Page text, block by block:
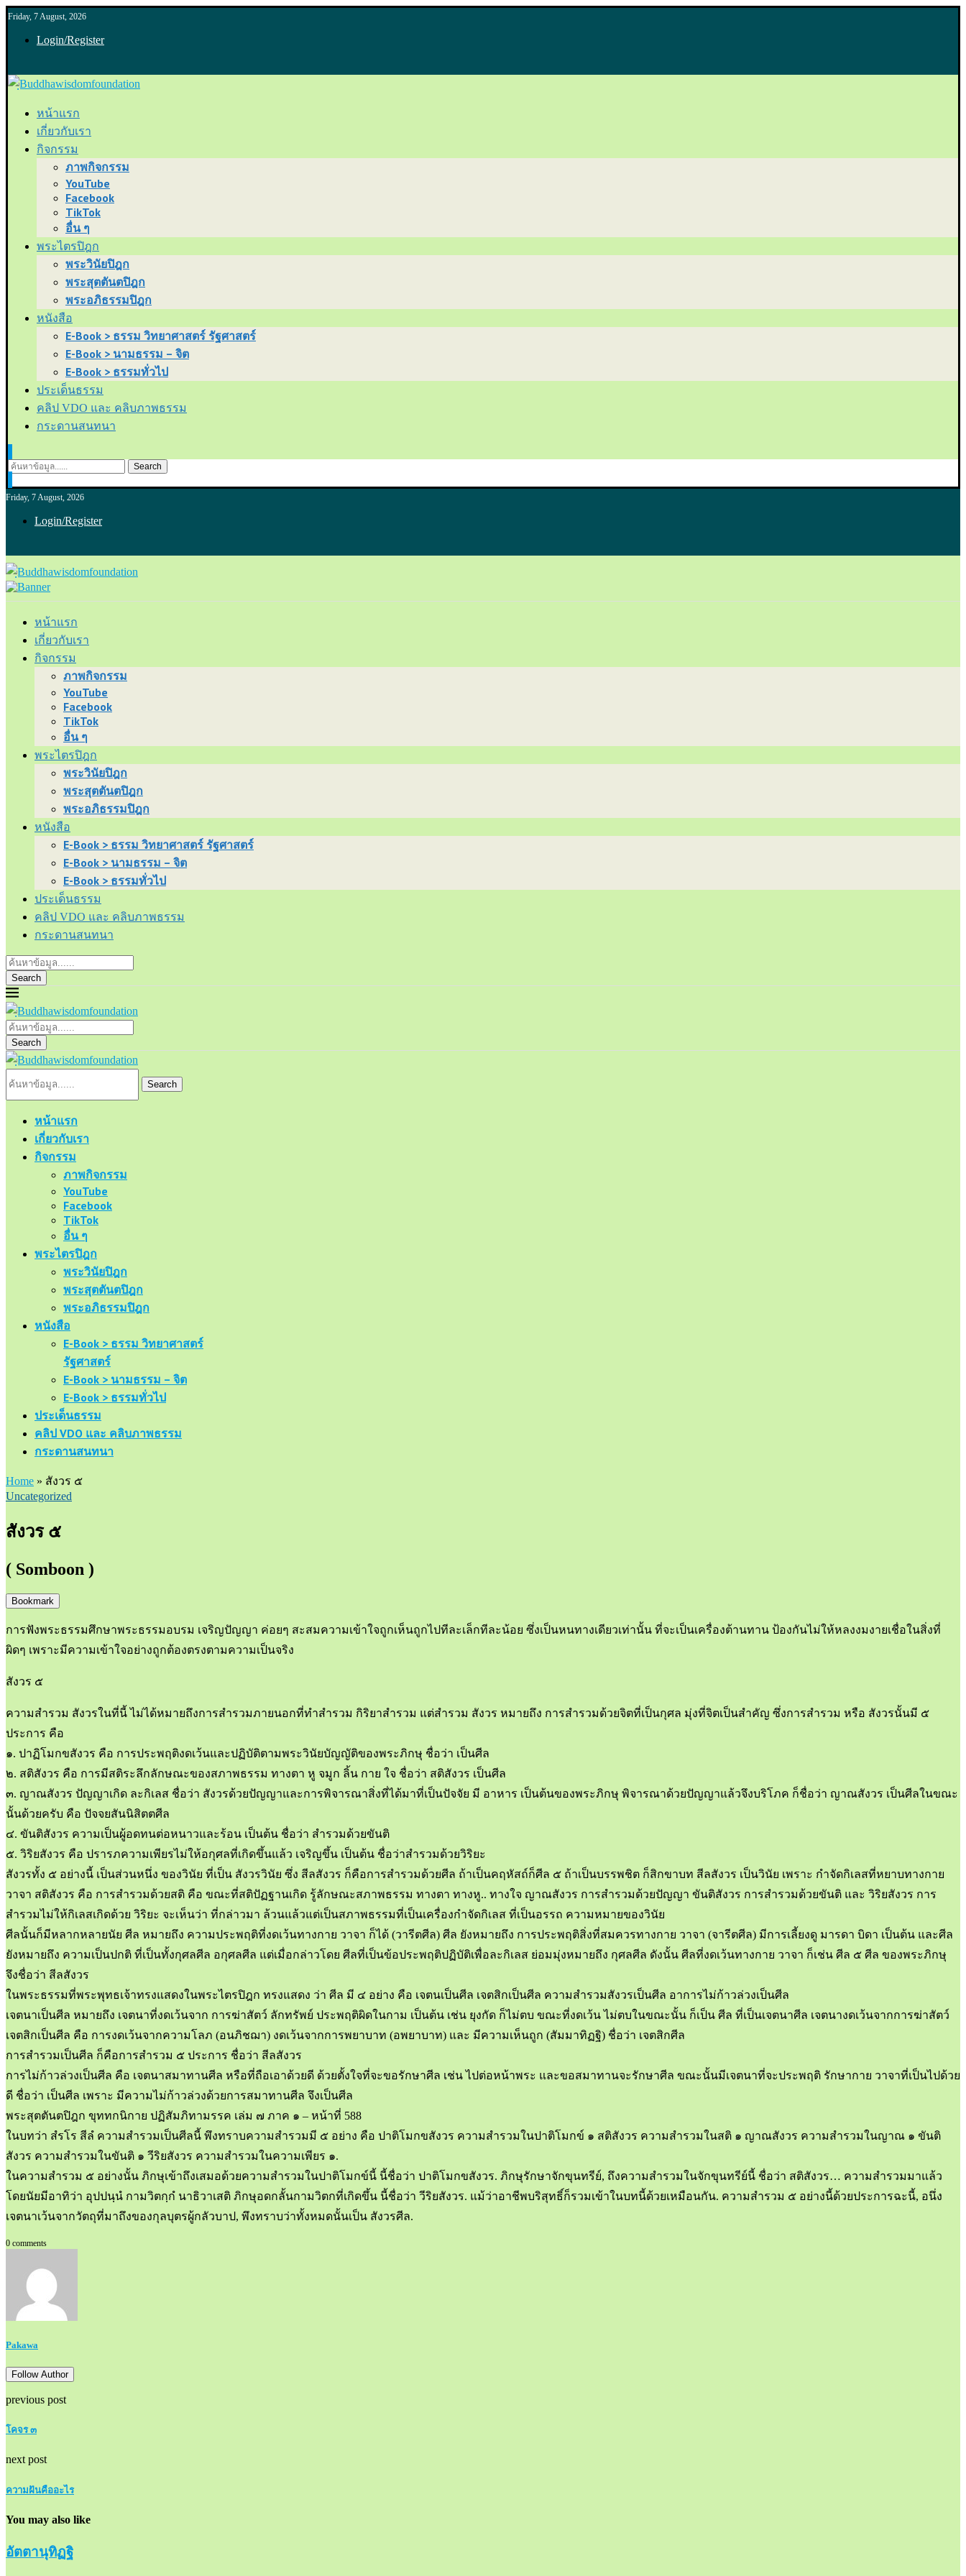
Friday, 7 August, 2026
Login/Register
หน้าแรก
เกี่ยวกับเรา
กิจกรรม
ภาพกิจกรรม
YouTube
Facebook
TikTok
อื่น ๆ
พระไตรปิฎก
พระวินัยปิฎก
พระสุตตันตปิฎก
พระอภิธรรมปิฎก
หนังสือ
E-Book > ธรรม วิทยาศาสตร์ รัฐศาสตร์
E-Book > นามธรรม – จิต
E-Book > ธรรมทั่วไป
ประเด็นธรรม
คลิป VDO และ คลิบภาพธรรม
กระดานสนทนา
Search
Friday, 7 August, 2026
Login/Register
หน้าแรก
เกี่ยวกับเรา
กิจกรรม
ภาพกิจกรรม
YouTube
Facebook
TikTok
อื่น ๆ
พระไตรปิฎก
พระวินัยปิฎก
พระสุตตันตปิฎก
พระอภิธรรมปิฎก
หนังสือ
E-Book > ธรรม วิทยาศาสตร์ รัฐศาสตร์
E-Book > นามธรรม – จิต
E-Book > ธรรมทั่วไป
ประเด็นธรรม
คลิป VDO และ คลิบภาพธรรม
กระดานสนทนา
Search
Search
Search
หน้าแรก
เกี่ยวกับเรา
กิจกรรม
ภาพกิจกรรม
YouTube
Facebook
TikTok
อื่น ๆ
พระไตรปิฎก
พระวินัยปิฎก
พระสุตตันตปิฎก
พระอภิธรรมปิฎก
หนังสือ
E-Book > ธรรม วิทยาศาสตร์
รัฐศาสตร์
E-Book > นามธรรม – จิต
E-Book > ธรรมทั่วไป
ประเด็นธรรม
คลิป VDO และ คลิบภาพธรรม
กระดานสนทนา
Home » สังวร ๕
Uncategorized
สังวร ๕
( Somboon )
Bookmark
การฟังพระธรรมศึกษาพระธรรมอบรม เจริญปัญญา ค่อยๆ สะสมความเข้าใจถูกเห็นถูกไปทีละเล็กทีละน้อย ซึ่งเป็นหนทางเดียวเท่านั้น ที่จะเป็นเครื่องต้านทาน ป้องกันไม่ให้หลงงมงายเชื่อในสิ่งที่
ผิดๆ เพราะมีความเข้าใจอย่างถูกต้องตรงตามความเป็นจริง
สังวร ๕
ความสำรวม สังวรในที่นี้ ไม่ได้หมายถึงการสำรวมภายนอกที่ทำสำรวม กิริยาสำรวม แต่สำรวม สังวร หมายถึง การสำรวมด้วยจิตที่เป็นกุศล มุ่งที่จิตเป็นสำคัญ ซึ่งการสำรวม หรือ สังวรนั้นมี ๕
ประการ คือ
๑. ปาฏิโมกขสังวร คือ การประพฤติงดเว้นและปฏิบัติตามพระวินัยบัญญัติของพระภิกษุ ชื่อว่า เป็นศีล
๒. สติสังวร คือ การมีสติระลึกลักษณะของสภาพธรรม ทางตา หู จมูก ลิ้น กาย ใจ ชื่อว่า สติสังวร เป็นศีล
๓. ญาณสังวร ปัญญาเกิด ละกิเลส ชื่อว่า สังวรด้วยปัญญาและการพิจารณาสิ่งที่ได้มาที่เป็นปัจจัย มี อาหาร เป็นต้นของพระภิกษุ พิจารณาด้วยปัญญาแล้วจึงบริโภค ก็ชื่อว่า ญาณสังวร เป็นศีลในขณะ
นั้นด้วยครับ คือ ปัจจยสันนิสิตตศีล
๔. ขันติสังวร ความเป็นผู้อดทนต่อหนาวและร้อน เป็นต้น ชื่อว่า สำรวมด้วยขันติ
๕. วิริยสังวร คือ ปรารภความเพียรไม่ให้อกุศลที่เกิดขึ้นแล้ว เจริญขึ้น เป็นต้น ชื่อว่าสำรวมด้วยวิริยะ
สังวรทั้ง ๕ อย่างนี้ เป็นส่วนหนึ่ง ของวินัย ที่เป็น สังวรวินัย ซึ่ง สีลสังวร ก็คือการสำรวมด้วยศีล ถ้าเป็นคฤหัสถ์ก็ศีล ๕ ถ้าเป็นบรรพชิต ก็สิกขาบท สีลสังวร เป็นวินัย เพราะ กำจัดกิเลสที่หยาบทางกาย
วาจา สติสังวร คือ การสำรวมด้วยสติ คือ ขณะที่สติปัฏฐานเกิด รู้ลักษณะสภาพธรรม ทางตา ทางหู.. ทางใจ ญาณสังวร การสำรวมด้วยปัญญา ขันติสังวร การสำรวมด้วยขันติ และ วิริยสังวร การ
สำรวมไม่ให้กิเลสเกิดด้วย วิริยะ จะเห็นว่า ที่กล่าวมา ล้วนแล้วแต่เป็นสภาพธรรมที่เป็นเครื่องกำจัดกิเลส ที่เป็นอรรถ ความหมายของวินัย
ศีลนั้นก็มีหลากหลายนัย ศีล หมายถึง ความประพฤติที่งดเว้นทางกาย วาจา ก็ได้ (วารีตศีล) ศีล ยังหมายถึง การประพฤติสิ่งที่สมควรทางกาย วาจา (จารีตศีล) มีการเลี้ยงดู มารดา บิดา เป็นต้น และศีล
ยังหมายถึง ความเป็นปกติ ที่เป็นทั้งกุศลศีล อกุศลศีล แต่เมื่อกล่าวโดย ศีลที่เป็นข้อประพฤติปฏิบัติเพื่อละกิเลส ย่อมมุ่งหมายถึง กุศลศีล ดังนั้น ศีลที่งดเว้นทางกาย วาจา ก็เช่น ศีล ๕ ศีล ของพระภิกษุ
จึงชื่อว่า สีลสังวร
ในพระธรรมที่พระพุทธเจ้าทรงแสดงในพระไตรปิฎก ทรงแสดง ว่า ศีล มี ๔ อย่าง คือ เจตนเป็นศีล เจตสิกเป็นศีล ความสำรวมสังวรเป็นศีล อาการไม่ก้าวล่วงเป็นศีล
เจตนาเป็นศีล หมายถึง เจตนาที่งดเว้นจาก การฆ่าสัตว์ ลักทรัพย์ ประพฤติผิดในกาม เป็นต้น เช่น ยุงกัด ก็ไม่ตบ ขณะที่งดเว้น ไม่ตบในขณะนั้น ก็เป็น ศีล ที่เป็นเจตนาศีล เจตนางดเว้นจากการฆ่าสัตว์
เจตสิกเป็นศีล คือ การงดเว้นจากความโลภ (อนภิชฌา) งดเว้นจากการพยาบาท (อพยาบาท) และ มีความเห็นถูก (สัมมาทิฏฐิ) ชื่อว่า เจตสิกศีล
การสำรวมเป็นศีล ก็คือการสำรวม ๕ ประการ ชื่อว่า สีลสังวร
การไม่ก้าวล่วงเป็นศีล คือ เจตนาสมาทานศีล หรือที่ถือเอาด้วยดี ด้วยตั้งใจที่จะขอรักษาศีล เช่น ไปต่อหน้าพระ และขอสมาทานจะรักษาศีล ขณะนั้นมีเจตนาที่จะประพฤติ รักษากาย วาจาที่เป็นไปด้วย
ดี ชื่อว่า เป็นศีล เพราะ มีความไม่ก้าวล่วงด้วยการสมาทานศีล จึงเป็นศีล
พระสุตตันตปิฎก ขุททกนิกาย ปฏิสัมภิทามรรค เล่ม ๗ ภาค ๑ – หน้าที่ 588
ในบทว่า สํรโร สีลํ ความสำรวมเป็นศีลนี้ พึงทราบความสำรวมมี ๕ อย่าง คือ ปาติโมกขสังวร ความสำรวมในปาติโมกข์ ๑ สติสังวร ความสำรวมในสติ ๑ ญาณสังวร ความสำรวมในญาณ ๑ ขันติ
สังวร ความสำรวมในขันติ ๑ วีริยสังวร ความสำรวมในความเพียร ๑.
ในความสำรวม ๕ อย่างนั้น ภิกษุเข้าถึงเสมอด้วยความสำรวมในปาติโมกข์นี้ นี้ชื่อว่า ปาติโมกขสังวร. ภิกษุรักษาจักขุนทรีย์, ถึงความสำรวมในจักขุนทรีย์นี้ ชื่อว่า สติสังวร… ความสำรวมมาแล้ว
โดยนัยมีอาทิว่า อุปปนฺนํ กามวิตกฺกํ นาธิวาเสติ ภิกษุอดกลั้นกามวิตกที่เกิดขึ้น นี้ชื่อว่า วีริยสังวร. แม้ว่าอาชีพบริสุทธิ์ก็รวมเข้าในบทนี้ด้วยเหมือนกัน. ความสำรวม ๕ อย่างนี้ด้วยประการฉะนี้, อนึ่ง
เจตนาเว้นจากวัตถุที่มาถึงของกุลบุตรผู้กลัวบาป, พึงทราบว่าทั้งหมดนั้นเป็น สังวรศีล.
0 comments
Pakawa
Follow Author
previous post
โคจร ๓
next post
ความฝันคืออะไร
You may also like
อัตตานุทิฏฐิ